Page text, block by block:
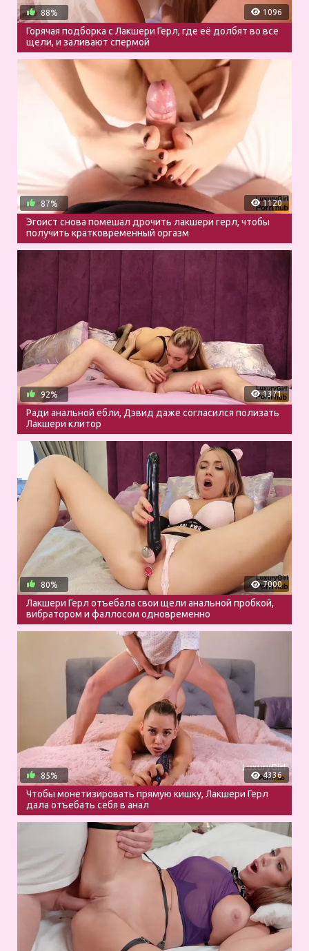
1096
88%
Горячая подборка с Лакшери Герл, где её долбят во все
щели, и заливают спермой
1120
87%
Эгоист снова помешал дрочить лакшери герл, чтобы
получить кратковременный оргазм
1371
92%
Ради анальной ебли, Дэвид даже согласился полизать
Лакшери клитор
7000
80%
Лакшери Герл отъебала свои щели анальной пробкой,
вибратором и фаллосом одновременно
4336
85%
Чтобы монетизировать прямую кишку, Лакшери Герл
дала отъебать себя в анал